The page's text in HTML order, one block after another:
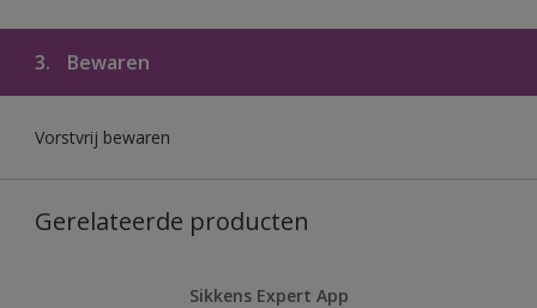
3. Bewaren
Vorstvrij bewaren
Gerelateerde producten
Sikkens Expert App